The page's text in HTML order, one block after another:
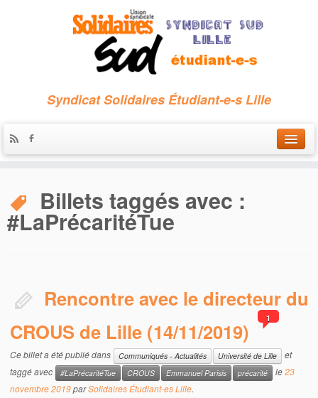
Syndicat Solidaires Étudiant-e-s Lille
Qui sommes-nous ?
Billets taggés avec :
#LaPrécaritéTue
Rencontre avec le directeur du
CROUS de Lille (14/11/2019)
1
Ce billet a été publié dans Communiqués - Actualités Université de Lille
et
taggé avec
#LaPrécaritéTue CROUS Emmanuel Parisis précarité le23
novembre 2019parSolidaires Étudiant-es Lille.